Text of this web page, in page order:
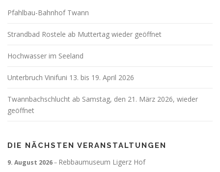
Pfahlbau-Bahnhof Twann
Strandbad Rostele ab Muttertag wieder geöffnet
Hochwasser im Seeland
Unterbruch Vinifuni 13. bis 19. April 2026
Twannbachschlucht ab Samstag, den 21. März 2026, wieder
geöffnet
DIE NÄCHSTEN VERANSTALTUNGEN
9. August 2026– Rebbaumuseum Ligerz Hof